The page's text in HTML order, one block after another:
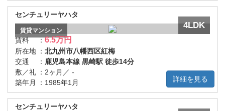
詳細を見る
センチュリーヤハタ
4LDK
賃貸マンション
賃料 ：6.5万円
所在地 ： 北九州市八幡西区紅梅
交通
： 鹿児島本線 黒崎駅 徒歩14分
敷／礼 ： 2ヶ月／ -
築年月
： 1985年1月
センチュリーヤハタ